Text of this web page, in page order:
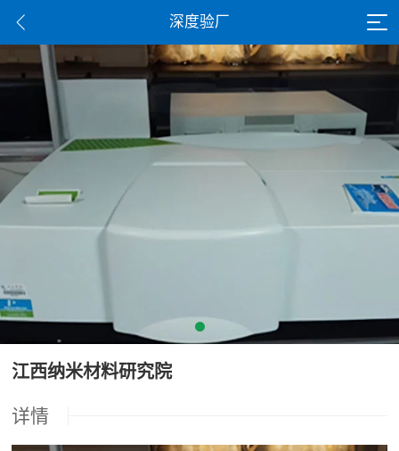
深度验厂
江西纳米材料研究院
详情